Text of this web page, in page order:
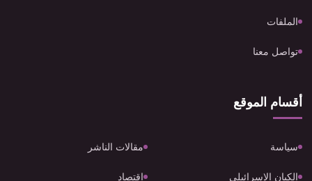
الملفات
تواصل معنا
أقسام الموقع
سياسة مقالات الناشر
الكيان الإسرائيلي اقتصاد